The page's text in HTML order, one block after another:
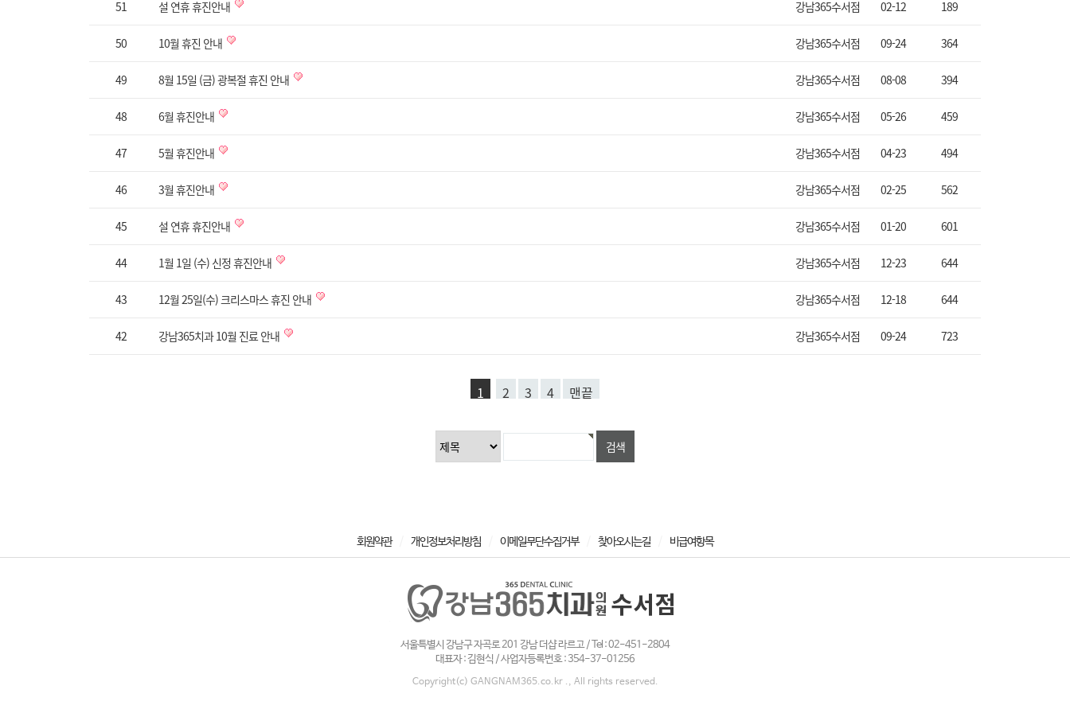
51 설 연휴 휴진안내 강남365수서점 02-12 189
50 10월 휴진 안내 강남365수서점 09-24 364
49 8월 15일 (금) 광복절 휴진 안내 강남365수서점 08-08 394
48 6월 휴진안내 강남365수서점 05-26 459
47 5월 휴진안내 강남365수서점 04-23 494
46 3월 휴진안내 강남365수서점 02-25 562
45 설 연휴 휴진안내 강남365수서점 01-20 601
44 1월 1일 (수) 신정 휴진안내 강남365수서점 12-23 644
43 12월 25일(수) 크리스마스 휴진 안내 강남365수서점 12-18 644
42 강남365치과 10월 진료 안내 강남365수서점 09-24 723
1 2 3 4 맨끝
회원약관 개인정보처리방침 이메일무단수집거부 찾아오시는길 비급여항목
서울특별시 강남구 자곡로 201 강남 더샵 라르고 / Tel : 02-451-2804
대표자 : 김현식 / 사업자등록번호 : 354-37-01256
Copyright(c) GANGNAM365.co.kr ., All rights reserved.